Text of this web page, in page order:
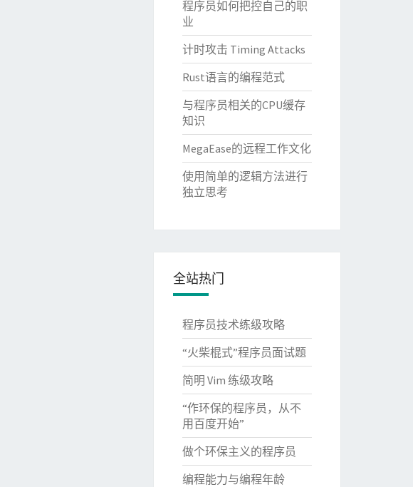
程序员如何把控自己的职
业
计时攻击 Timing Attacks
Rust语言的编程范式
与程序员相关的CPU缓存
知识
MegaEase的远程工作文化
使用简单的逻辑方法进行
独立思考
全站热门
程序员技术练级攻略
“火柴棍式”程序员面试题
简明 Vim 练级攻略
“作环保的程序员，从不
用百度开始”
做个环保主义的程序员
编程能力与编程年龄